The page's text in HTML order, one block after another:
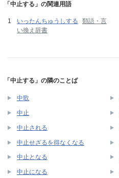
「中止する」の関連用語
いったんちゅうしする
類語・言
い換え辞書
「中止する」の隣のことば
中歌
中止
中止される
中止せざるを得なくなる
中止となる
中止になる